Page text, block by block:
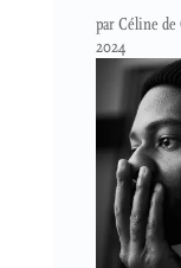
parCéline
2024